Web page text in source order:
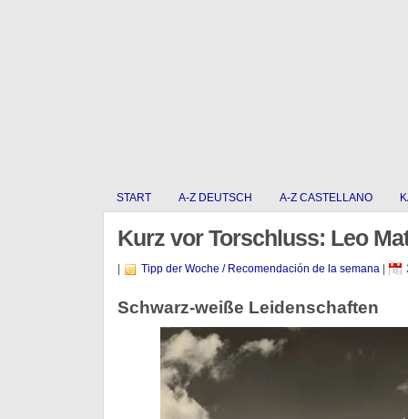
START A-Z DEUTSCH A-Z CASTELLANO
Kurz vor Torschluss: Leo
Tipp der Woche / Recomendación de la semana|
Schwarz-weiße Leidenschaften